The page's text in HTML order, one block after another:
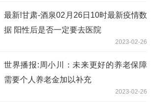
最新!甘肃-酒泉02月26日10时最新疫情数
据 阳性后是否一定要去医院
2023-02-26
世界播报:周小川：未来更好的养老保障
需要个人养老金加以补充
2023-02-26